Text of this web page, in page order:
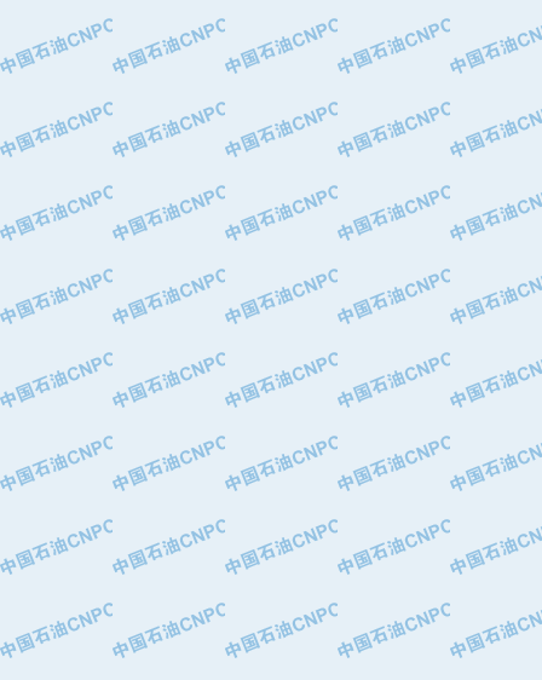
·瓦卢瑞克.曼内斯曼石油专用管（德
·无锡西姆莱斯石油专用管制造有限公
·太原钢铁(集团)有限公司
·马鞍山钢铁股份有限公司